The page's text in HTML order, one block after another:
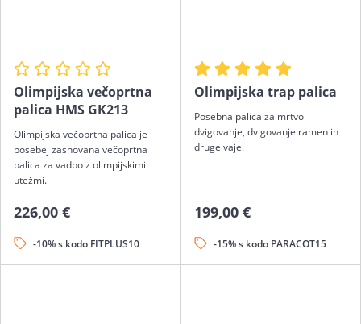
Olimpijska večoprtna
palica HMS GK213
Olimpijska večoprtna palica je
posebej zasnovana večoprtna
palica za vadbo z olimpijskimi
utežmi.
226,00 €
-10% s kodo FITPLUS10
Olimpijska trap palica
Posebna palica za mrtvo
dvigovanje, dvigovanje ramen in
druge vaje.
199,00 €
-15% s kodo PARACOT15